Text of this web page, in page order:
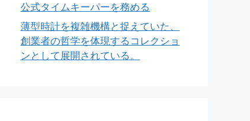
公式タイムキーパーを務める
薄型時計を複雑機構と捉えていた、
創業者の哲学を体現するコレクショ
ンとして展開されている。